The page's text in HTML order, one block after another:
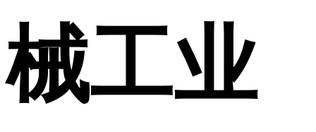
械工业